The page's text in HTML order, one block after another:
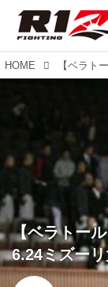
HOME
【ベラトー
6.24ミズー